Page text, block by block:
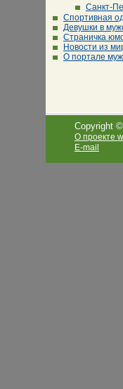
Санкт-
Спортивная
Девушки в
Страничка
Новости из
О портале
Copyright
О проекте
E-mail